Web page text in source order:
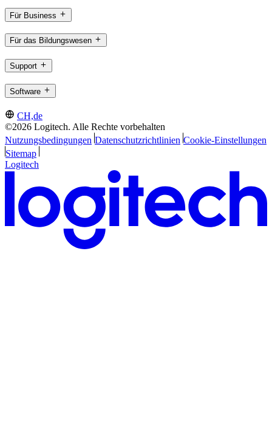
Für Business
Für das Bildungswesen
Support
Software
CH,de
©2026 Logitech. Alle Rechte vorbehalten
Nutzungsbedingungen Datenschutzrichtlinien Cookie-Einstellungen
Sitemap
Logitech